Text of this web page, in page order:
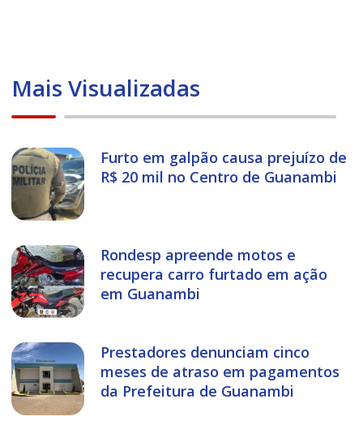
Mais Visualizadas
Furto em galpão causa prejuízo de
R$ 20 mil no Centro de Guanambi
Rondesp apreende motos e
recupera carro furtado em ação
em Guanambi
Prestadores denunciam cinco
meses de atraso em pagamentos
da Prefeitura de Guanambi